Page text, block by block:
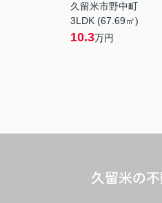
久留米市野中町
3LDK (67.69㎡)
10.3万円
久留米の